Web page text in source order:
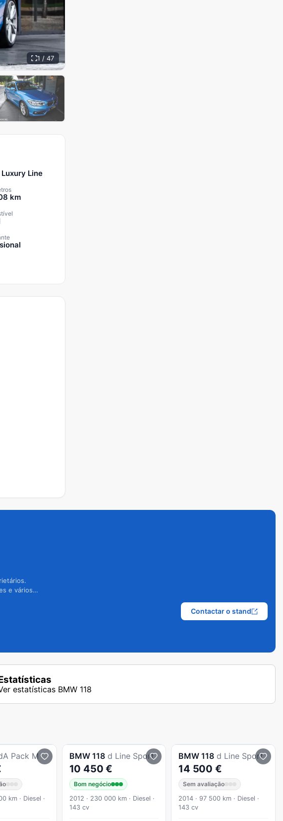
1 / 47
Line
km
e vários
Contactar o stand
estatísticas BMW 118
Pack M
km · Diesel ·
BMW 118 d Line Sport
10 450 €
Bom negócio
2012 · 230 000 km · Diesel ·
143 cv
BMW 118 d Line Sport
14 500 €
Sem avaliação
2014 · 97 500 km · Diesel ·
143 cv